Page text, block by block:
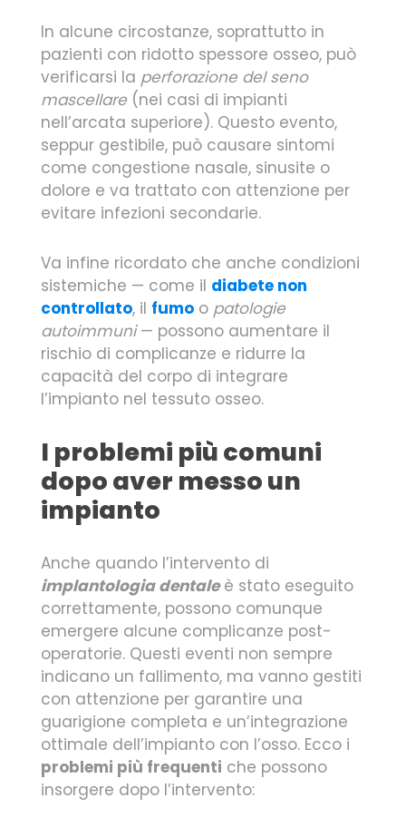
In alcune circostanze, soprattutto in
pazienti con ridotto spessore osseo, può
verificarsi la perforazione del seno
mascellare (nei casi di impianti
nell’arcata superiore). Questo evento,
seppur gestibile, può causare sintomi
come congestione nasale, sinusite o
dolore e va trattato con attenzione per
evitare infezioni secondarie.
Va infine ricordato che anche condizioni
sistemiche — come il diabete non
controllato, il fumo o patologie
autoimmuni— possono aumentare il
rischio di complicanze e ridurre la
capacità del corpo di integrare
l’impianto nel tessuto osseo.
I problemi più comuni
dopo aver messo un
impianto
Anche quando l’intervento di
implantologia dentaleè stato eseguito
correttamente, possono comunque
emergere alcune complicanze post-
operatorie. Questi eventi non sempre
indicano un fallimento, ma vanno gestiti
con attenzione per garantire una
guarigione completa e un’integrazione
ottimale dell’impianto con l’osso. Ecco i
problemi più frequenti che possono
insorgere dopo l’intervento: